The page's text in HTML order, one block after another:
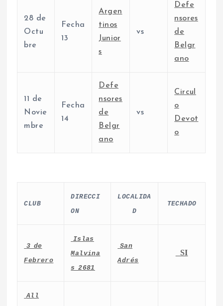
28 de
Octu
bre
Fecha
13
Argen
tinos
Junior
s
vs
Defe
nsores
de
Belgr
ano
11 de
Novie
mbre
Fecha
14
Defe
nsores
de
Belgr
ano
vs
Circul
o
Devot
o
CLUB
DIRECCI
ON
LOCALIDA
D
TECHADO
3 de
Febrero
Islas
Malvina
s 2681
San
Adrés
SI
All